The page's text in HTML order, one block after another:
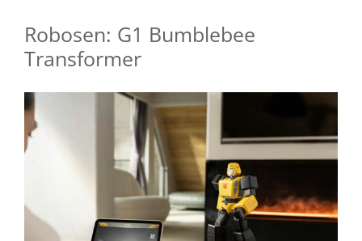
Robosen: G1 Bumblebee
Transformer